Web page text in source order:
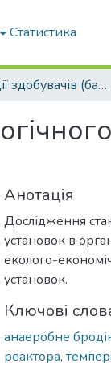
Статистика
Публікації здобувачів (бакалаврів. магістрів, аспірантів)
Анотація
Дослідження
установок в
еколого-
установок.
Ключові
анаеробне
реактора,